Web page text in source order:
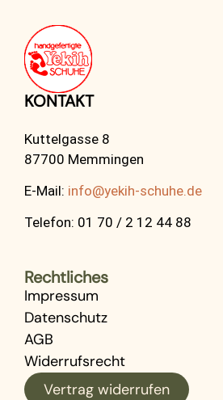
KONTAKT
Kuttelgasse 8
87700 Memmingen
E-Mail: info@yekih-schuhe.de
Telefon: 01 70 / 2 12 44 88
Rechtliches
Impressum
Datenschutz
AGB
Widerrufsrecht
Vertrag widerrufen